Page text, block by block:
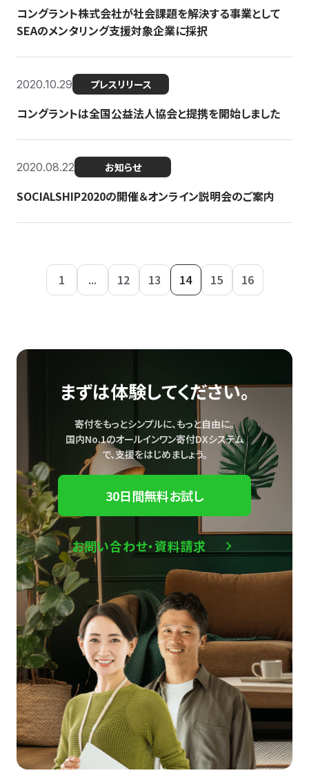
コングラント株式会社が社会課題を解決する事業として
SEAのメンタリング支援対象企業に採択
2020.10.29 プレスリリース
コングラントは全国公益法人協会と提携を開始しました
2020.08.22 お知らせ
SOCIALSHIP2020の開催＆オンライン説明会のご案内
1 ... 12 13 14 15 16
まずは体験してください。
寄付をもっとシンプルに、もっと自由に。
国内No.1のオールインワン寄付DXシステム
で、支援をはじめましょう。
30日間無料お試し
お問い合わせ・資料請求